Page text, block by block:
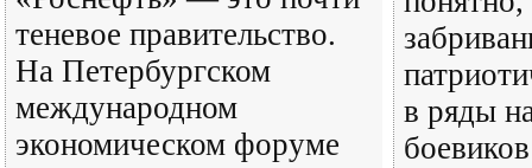
теневое правительство.
На Петербургском
международном
экономическом форуме
в ряды